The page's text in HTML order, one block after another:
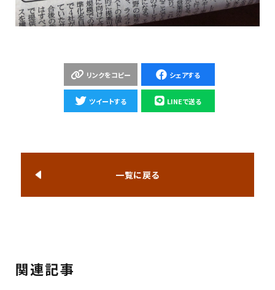
リンクをコピー シェアする
ツイートする LINEで送る
一覧に戻る
関連記事